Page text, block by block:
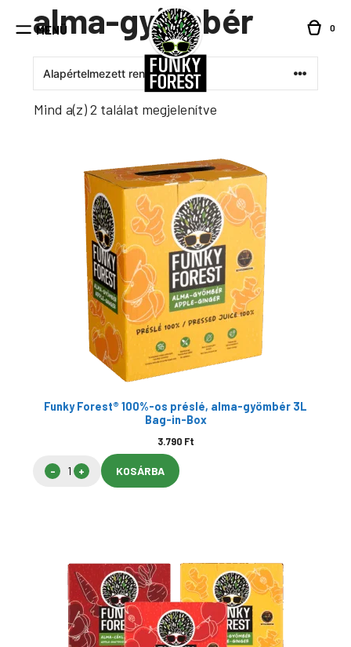
MENÜ 0
alma-gyömbér
Mind a(z) 2 találat megjelenítve
Funky Forest® 100%-os préslé, alma-gyömbér 3L
Bag-in-Box
3.790 Ft
KOSÁRBA